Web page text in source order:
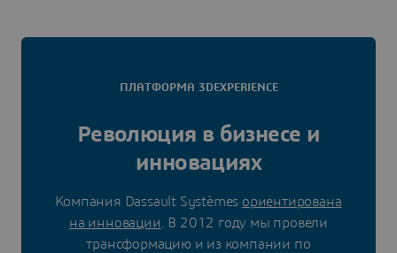
ПЛАТФОРМА 3DEXPERIENCE
Революция в бизнесе и
инновациях
Компания Dassault Systèmes ориентирована
на инновации. В 2012 году мы провели
трансформацию и из компании по